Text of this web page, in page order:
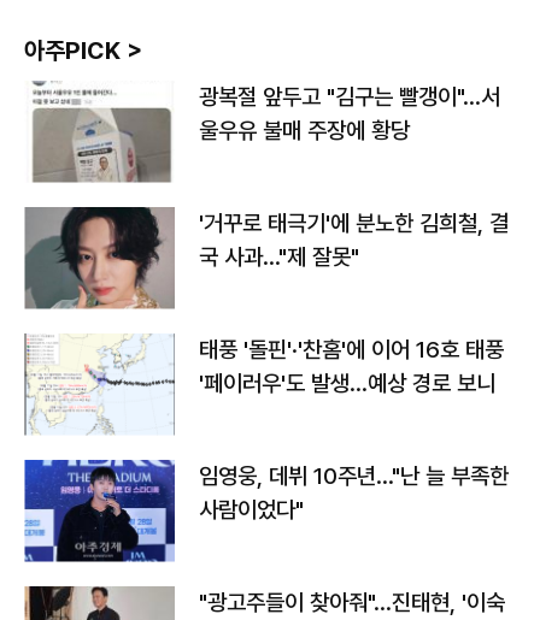
아주PICK >
광복절 앞두고 "김구는 빨갱이"…서
울우유 불매 주장에 황당
'거꾸로 태극기'에 분노한 김희철, 결
국 사과…"제 잘못"
태풍 '돌핀'·'찬홈'에 이어 16호 태풍
'페이러우'도 발생…예상 경로 보니
임영웅, 데뷔 10주년…"난 늘 부족한
사람이었다"
"광고주들이 찾아줘"…진태현, '이숙